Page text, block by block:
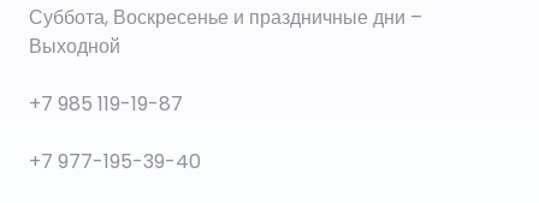
Суббота, Воскресенье и праздничные дни –
Выходной
+7 985 119-19-87
+7 977-195-39-40